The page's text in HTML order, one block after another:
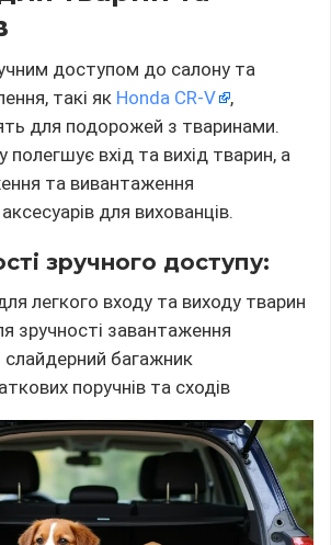
доступом до салону та
такі як Honda CR-V
,
для подорожей з тваринами.
полегшує вхід та вихід тварин, а
та вивантаження
для вихованців.
зручного доступу:
легкого входу та виходу тварин
зручності завантаження
багажник
поручнів та сходів